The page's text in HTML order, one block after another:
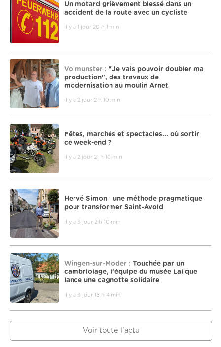
Un motard grièvement blessé dans un
accident de la route avec un cycliste
il y a 1 jour 20 h 1 min
Volmunster : "Je vais pouvoir doubler ma
production", des travaux de
modernisation au moulin Arnet
il y a 2 jour 2 h 10 min
Fêtes, marchés et spectacles... où sortir
ce week-end ?
il y a 2 jour 21 h 10 min
Hervé Simon : une méthode pragmatique
pour transformer Saint-Avold
il y a 3 jour 2 h 10 min
Wingen-sur-Moder : Touchée par un
cambriolage, l’équipe du musée Lalique
lance une cagnotte solidaire
il y a 3 jour 18 h 4 min
Voir toute l'actu